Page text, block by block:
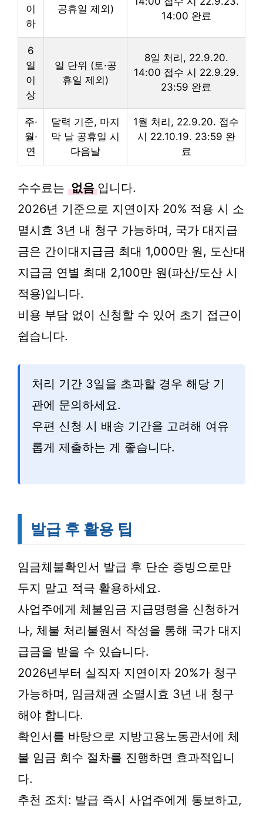
이
하
공휴일 제외)
14:00 완료
6
일
이
상
일 단위 (토·공
휴일 제외)
8일 처리, 22.9.20.
14:00 접수 시 22.9.29.
23:59 완료
주·
월·
연
달력 기준, 마지
막 날 공휴일 시
다음날
1월 처리, 22.9.20. 접수
시 22.10.19. 23:59 완
료
수수료는 없음 입니다.
2026년 기준으로 지연이자 20% 적용 시 소
멸시효 3년 내 청구 가능하며, 국가 대지급
금은 간이대지급금 최대 1,000만 원, 도산대
지급금 연별 최대 2,100만 원(파산/도산 시
적용)입니다.
비용 부담 없이 신청할 수 있어 초기 접근이
쉽습니다.
처리 기간 3일을 초과할 경우 해당 기
관에 문의하세요.
우편 신청 시 배송 기간을 고려해 여유
롭게 제출하는 게 좋습니다.
발급 후 활용 팁
임금체불확인서 발급 후 단순 증빙으로만
두지 말고 적극 활용하세요.
사업주에게 체불임금 지급명령을 신청하거
나, 체불 처리불원서 작성을 통해 국가 대지
급금을 받을 수 있습니다.
2026년부터 실직자 지연이자 20%가 청구
가능하며, 임금채권 소멸시효 3년 내 청구
해야 합니다.
확인서를 바탕으로 지방고용노동관서에 체
불 임금 회수 절차를 진행하면 효과적입니
다.
추천 조치: 발급 즉시 사업주에게 통보하고,